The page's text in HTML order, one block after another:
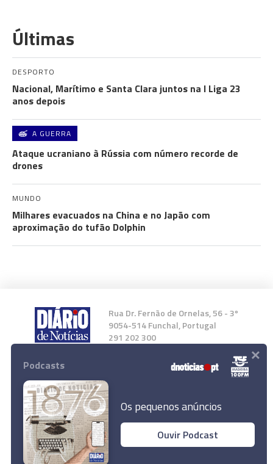
Últimas
DESPORTO
Nacional, Marítimo e Santa Clara juntos na I Liga 23
anos depois
A GUERRA
Ataque ucraniano à Rússia com número recorde de
drones
MUNDO
Milhares evacuados na China e no Japão com
aproximação do tufão Dolphin
Rua Dr. Fernão de Ornelas, 56 - 3º
9054-514 Funchal, Portugal
291 202 300
Instale a nossa App
© 2026 Empresa Diário de Notícias, Lda.
Todos os direitos reservados.
Podcasts
Os pequenos anúncios
Ouvir Podcast
×